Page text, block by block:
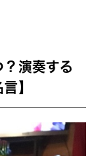
演奏する
】